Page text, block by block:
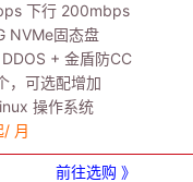
下行 200mbps
NVMe固态盘
+ 金盾防CC
，可选配增加
操作系统
月
前往选购 》